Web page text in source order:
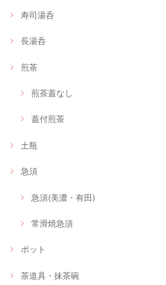
寿司湯呑
長湯呑
煎茶
煎茶蓋なし
蓋付煎茶
土瓶
急須
急須(美濃・有田)
常滑焼急須
ポット
茶道具・抹茶碗